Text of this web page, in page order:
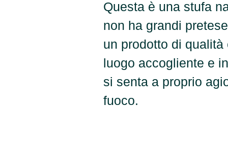
Questa è una stufa
non ha grandi
un prodotto di
luogo accogliente e
si senta a proprio
fuoco.